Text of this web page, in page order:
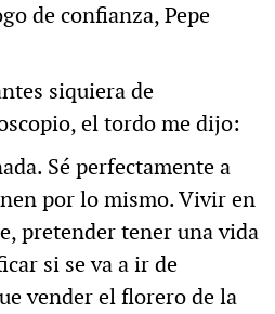
de confianza, Pepe
siquiera de
el tordo me dijo:
Sé perfectamente a
por lo mismo. Vivir en
pretender tener una vida
si se va a ir de
vender el florero de la